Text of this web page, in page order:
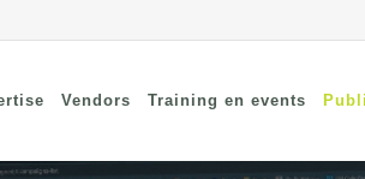
Vendors Training en events